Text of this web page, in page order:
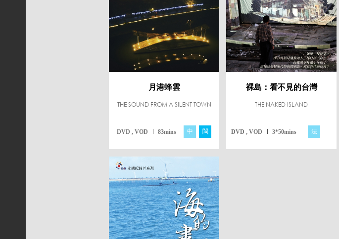
月港蜂雲
THE SOUND FROM A SILENT TOWN
DVD , VOD 83mins 中 閩
裸島：看不見的台灣
THE NAKED ISLAND
DVD , VOD 3*50mins 法